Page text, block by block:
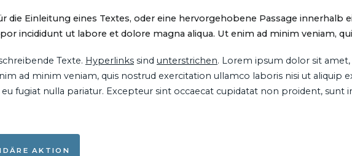
die Einleitung eines Textes, oder eine hervorgehobene Passage
incididunt ut labore et dolore magna aliqua. Ut enim ad minim veniam,
Texte. Hyperlinks sind unterstrichen. Lorem ipsum dolor sit amet,
ad minim veniam, quis nostrud exercitation ullamco laboris nisi ut
fugiat nulla pariatur. Excepteur sint occaecat cupidatat non proident,
AKTION